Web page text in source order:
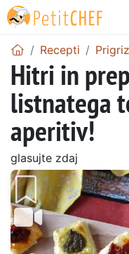
Recepti
Hitri in
listnatega
aperitiv!
glasujte zdaj